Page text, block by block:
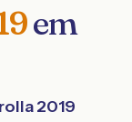
em
2019